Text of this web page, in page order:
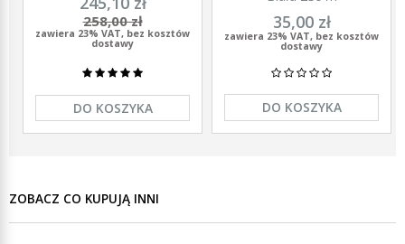
uniwersalny Agronet AS-
1100 12V/230
258,00 zł
zawiera 23% VAT, bez kosztów
dostawy
DO KOSZYKA
35,00 zł
zawiera 23% VAT, bez kosztów
dostawy
DO KOSZYKA
ZOBACZ CO KUPUJĄ INNI